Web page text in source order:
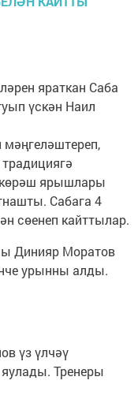
яраткан Саба
үскән Наил
мәңгеләштереп,
көрәш ярышлары
Сабага 4
сөенеп кайттылар.
Динияр Моратов
урынны алды.
үз үлчәү
Тренеры